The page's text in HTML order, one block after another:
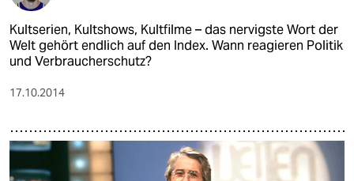
Kultserien, Kultshows, Kultfilme – das nervigste Wort der
Welt gehört endlich auf den Index. Wann reagieren Politik
und Verbraucherschutz?
17.10.2014